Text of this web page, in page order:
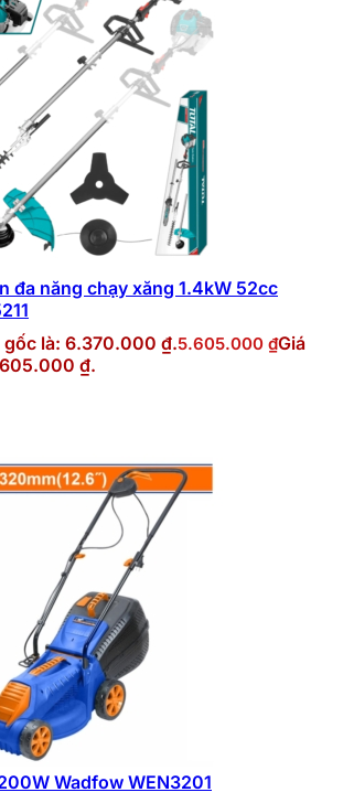
đa năng chạy xăng 1.4kW 52cc
gốc là: 6.370.000 ₫.5.605.000 ₫Giá
₫.
Wadfow WEN3201